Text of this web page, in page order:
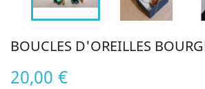
BOUCLES D'OREILLES
20,00 €